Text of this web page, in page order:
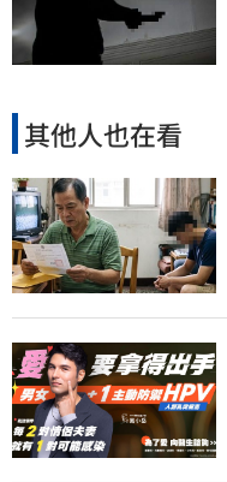
其他人也在看